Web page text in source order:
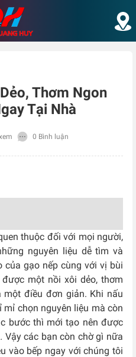
Thơm Ngon
Tại Nhà
0 Bình luận
thuộc đối với mọi người,
nguyên liệu dễ tìm và
của gạo nếp cùng với vị bùi
một nồi xôi dẻo, thơm
điều đơn giản. Khi nấu
chọn nguyên liệu mà còn
bước thì mới tạo nên được
Vậy các bạn còn chờ gì nữa
vào bếp ngay với chúng tôi